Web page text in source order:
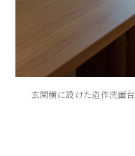
玄関横に設けた造作洗面